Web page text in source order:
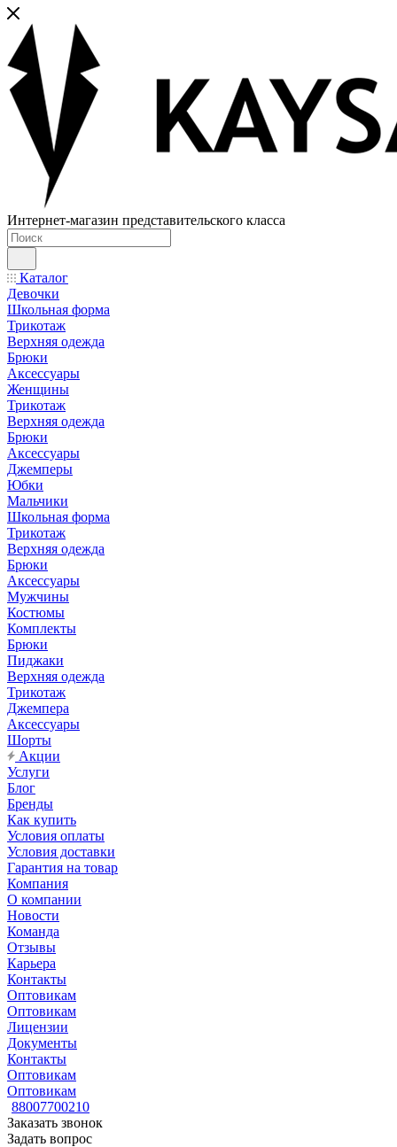
Интернет-магазин представительского класса
Каталог
Девочки
Школьная форма
Трикотаж
Верхняя одежда
Брюки
Аксессуары
Женщины
Трикотаж
Верхняя одежда
Брюки
Аксессуары
Джемперы
Юбки
Мальчики
Школьная форма
Трикотаж
Верхняя одежда
Брюки
Аксессуары
Мужчины
Костюмы
Комплекты
Брюки
Пиджаки
Верхняя одежда
Трикотаж
Джемпера
Аксессуары
Шорты
Акции
Услуги
Блог
Бренды
Как купить
Условия оплаты
Условия доставки
Гарантия на товар
Компания
О компании
Новости
Команда
Отзывы
Карьера
Контакты
Оптовикам
Оптовикам
Лицензии
Документы
Контакты
Оптовикам
Оптовикам
88007700210
Заказать звонок
Задать вопрос